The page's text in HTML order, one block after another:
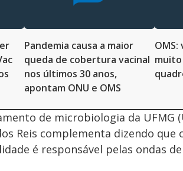
Pandemia causa a maior
queda de cobertura vacinal
nos últimos 30 anos,
apontam ONU e OMS
OMS:
de microbiologia da UFMG
Reis complementa dizendo
é responsável pelas ondas